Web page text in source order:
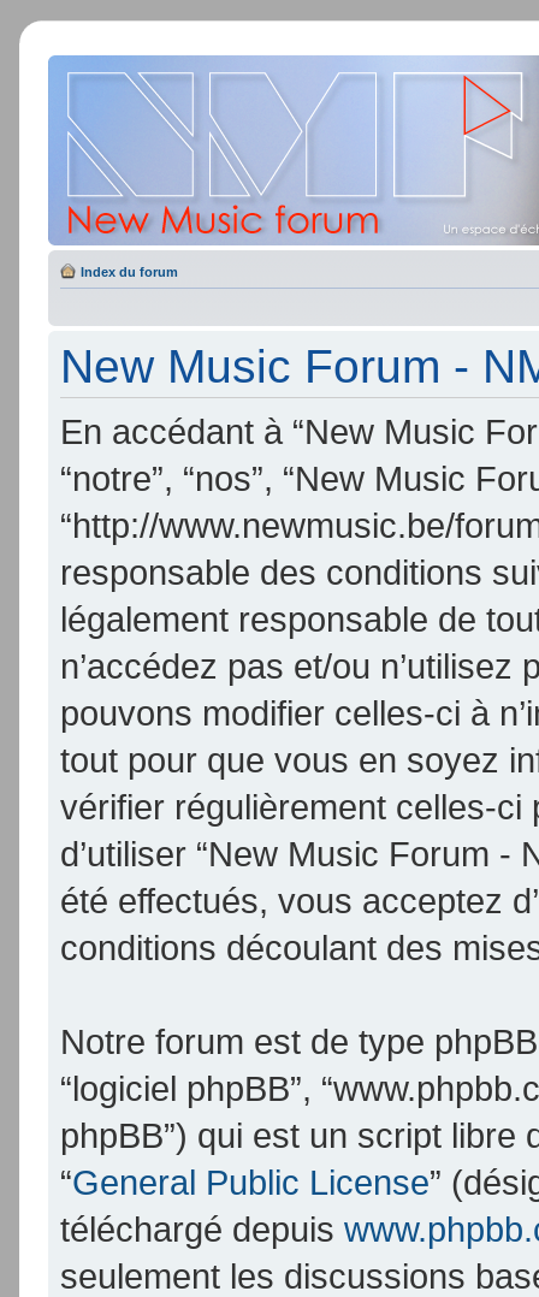
Index du forum
New Music Forum -
En accédant à “New Music
“notre”, “nos”, “New Music
“http://www.newmusic.be/
responsable des conditions
légalement responsable de
n’accédez pas et/ou
pouvons modifier celles-ci à
tout pour que vous en soyez
vérifier régulièrement celles-
d’utiliser “New Music Forum -
été effectués, vous acceptez
conditions découlant des
Notre forum est de type phpBB
“logiciel phpBB”,
phpBB”) qui est un script
“General Public License”
téléchargé depuis
seulement les discussions